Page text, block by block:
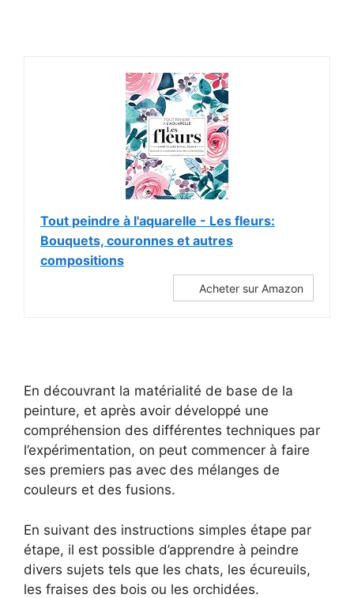
Tout peindre à l'aquarelle - Les fleurs:
Bouquets, couronnes et autres
compositions
Acheter sur Amazon
En découvrant la matérialité de base de la
peinture, et après avoir développé une
compréhension des différentes techniques par
l’expérimentation, on peut commencer à faire
ses premiers pas avec des mélanges de
couleurs et des fusions.
En suivant des instructions simples étape par
étape, il est possible d’apprendre à peindre
divers sujets tels que les chats, les écureuils,
les fraises des bois ou les orchidées.